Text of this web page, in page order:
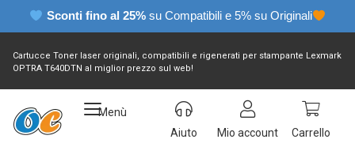
Sconti fino al 25% su Compatibili e 5% su Originali
Cartucce Toner laser originali, compatibili e rigenerati per stampante Lexmark
OPTRA T640DTN al miglior prezzo sul web!
Menù
Aiuto
Mio account Carrello